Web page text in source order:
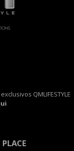
QMLIFESTYLE